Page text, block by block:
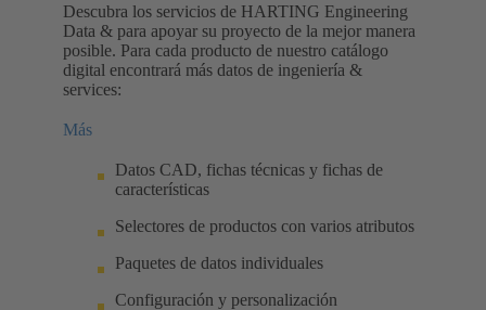
Descubra los servicios de HARTING Engineering
Data & para apoyar su proyecto de la mejor manera
posible. Para cada producto de nuestro catálogo
digital encontrará más datos de ingeniería &
services:
Más
Datos CAD, fichas técnicas y fichas de
características
Selectores de productos con varios atributos
Paquetes de datos individuales
Configuración y personalización